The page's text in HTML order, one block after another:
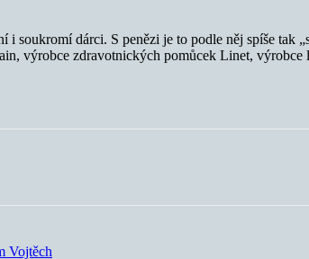
soukromí dárci. S penězi je to podle něj spíše tak
výrobce zdravotnických pomůcek Linet, výrobce
Vojtěch